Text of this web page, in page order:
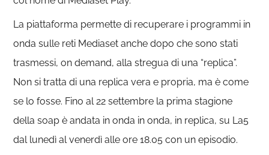
La piattaforma permette di recuperare i programmi in
onda sulle reti Mediaset anche dopo che sono stati
trasmessi, on demand, alla stregua di una “replica”.
Non si tratta di una replica vera e propria, ma è come
se lo fosse. Fino al 22 settembre la prima stagione
della soap è andata in onda in onda, in replica, su La5
dal lunedì al venerdì alle ore 18.05 con un episodio.